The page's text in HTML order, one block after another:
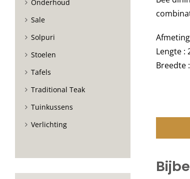
Lengte :
Breedte
Onderhoud
Sale
Solpuri
Stoelen
Tafels
Traditional Teak
Tuinkussens
Verlichting